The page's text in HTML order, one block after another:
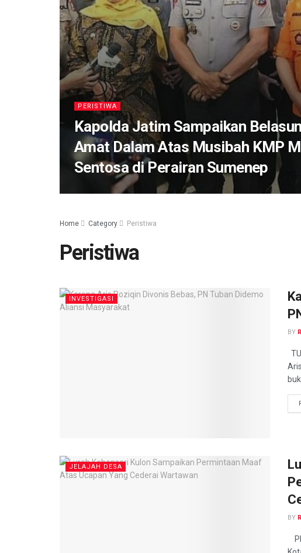
PERISTIWA
Kapolda Jatim Sampaikan
Amat Dalam Atas Musibah KMP
Sentosa di Perairan Sumenep
Home Category Peristiwa
Peristiwa
INVESTIGASI
BY
JELAJAH DESA
BY